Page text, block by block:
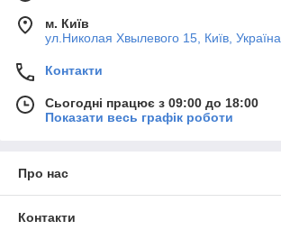
м. Київ
ул.Николая Хвылевого 15, Київ, Україна
Контакти
Сьогодні працює з 09:00 до 18:00
Показати весь графік роботи
Про нас
Контакти